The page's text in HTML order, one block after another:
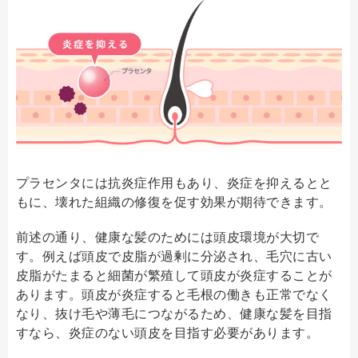
プラセンタには抗炎症作用もあり、炎症を抑えるとと
もに、壊れた組織の修復を促す効果が期待できます。
前述の通り、健康な髪のためには頭皮環境が大切で
す。例えば頭皮で皮脂が過剰に分泌され、毛穴に古い
皮脂がたまると細菌が繁殖して頭皮が炎症することが
あります。頭皮が炎症すると毛根の働きも正常でなく
なり、抜け毛や薄毛につながるため、健康な髪を目指
すなら、炎症のない頭皮を目指す必要があります。